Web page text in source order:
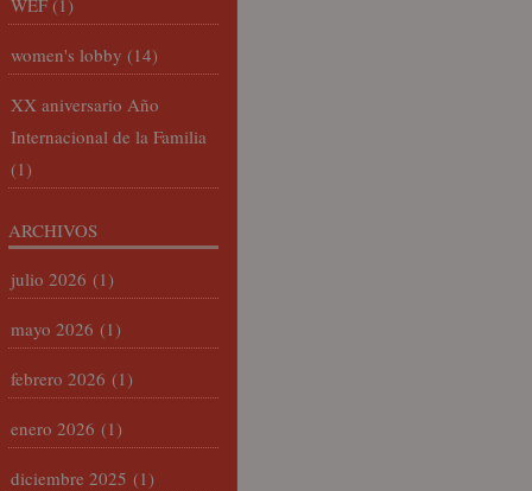
WEF (1)
women's lobby (14)
XX aniversario Año
Internacional de la Familia
(1)
ARCHIVOS
julio 2026 (1)
mayo 2026 (1)
febrero 2026 (1)
enero 2026 (1)
diciembre 2025 (1)